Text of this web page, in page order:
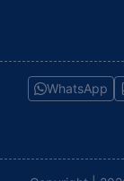
WhatsApp